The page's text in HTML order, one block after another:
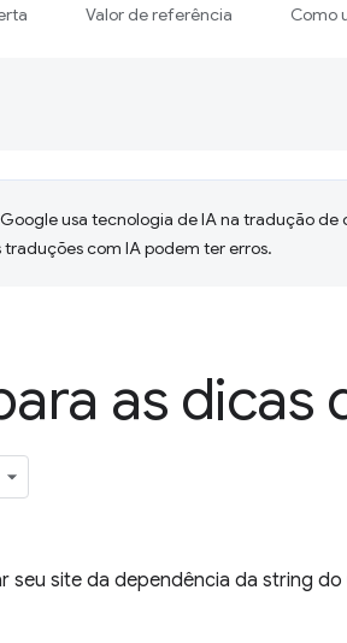
Valor de referência Como
usa tecnologia de IA na tradução de
com IA podem ter erros.
as dicas
seu site da dependência da string